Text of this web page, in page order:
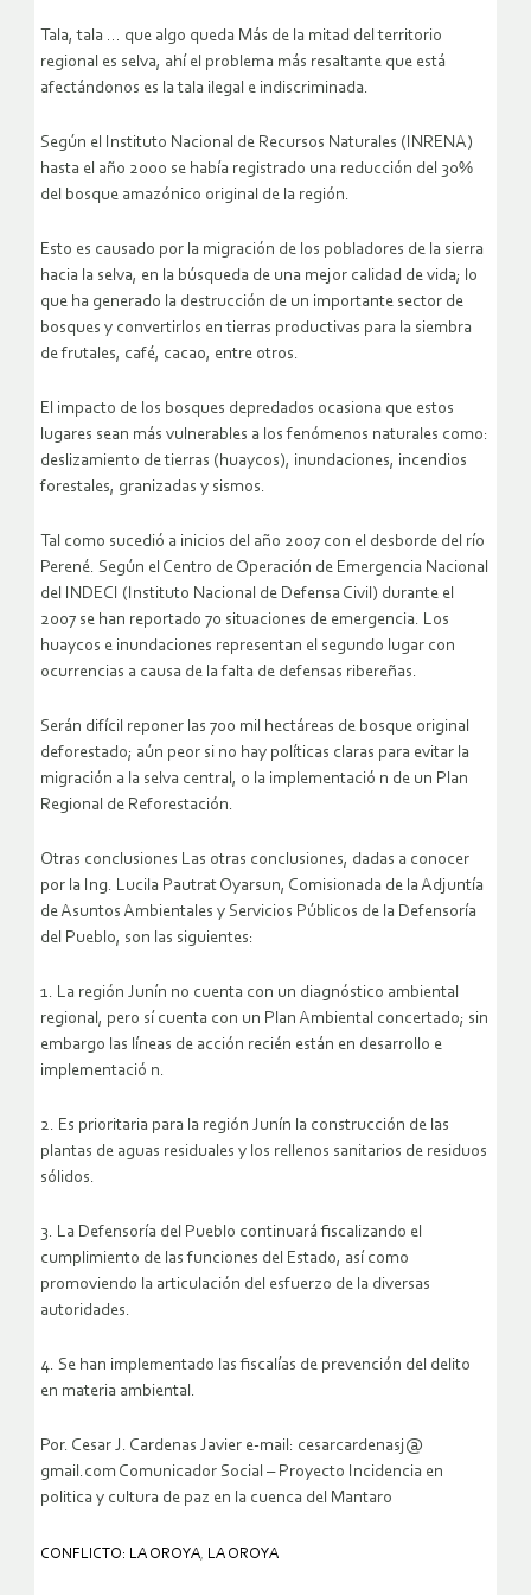
Tala, tala … que algo queda Más de la mitad del territorio
regional es selva, ahí el problema más resaltante que está
afectándonos es la tala ilegal e indiscriminada.
Según el Instituto Nacional de Recursos Naturales (INRENA)
hasta el año 2000 se había registrado una reducción del 30%
del bosque amazónico original de la región.
Esto es causado por la migración de los pobladores de la sierra
hacia la selva, en la búsqueda de una mejor calidad de vida; lo
que ha generado la destrucción de un importante sector de
bosques y convertirlos en tierras productivas para la siembra
de frutales, café, cacao, entre otros.
El impacto de los bosques depredados ocasiona que estos
lugares sean más vulnerables a los fenómenos naturales como:
deslizamiento de tierras (huaycos), inundaciones, incendios
forestales, granizadas y sismos.
Tal como sucedió a inicios del año 2007 con el desborde del río
Perené. Según el Centro de Operación de Emergencia Nacional
del INDECI (Instituto Nacional de Defensa Civil) durante el
2007 se han reportado 70 situaciones de emergencia. Los
huaycos e inundaciones representan el segundo lugar con
ocurrencias a causa de la falta de defensas ribereñas.
Serán difícil reponer las 700 mil hectáreas de bosque original
deforestado; aún peor si no hay políticas claras para evitar la
migración a la selva central, o la implementació n de un Plan
Regional de Reforestación.
Otras conclusiones Las otras conclusiones, dadas a conocer
por la Ing. Lucila Pautrat Oyarsun, Comisionada de la Adjuntía
de Asuntos Ambientales y Servicios Públicos de la Defensoría
del Pueblo, son las siguientes:
1. La región Junín no cuenta con un diagnóstico ambiental
regional, pero sí cuenta con un Plan Ambiental concertado; sin
embargo las líneas de acción recién están en desarrollo e
implementació n.
2. Es prioritaria para la región Junín la construcción de las
plantas de aguas residuales y los rellenos sanitarios de residuos
sólidos.
3. La Defensoría del Pueblo continuará fiscalizando el
cumplimiento de las funciones del Estado, así como
promoviendo la articulación del esfuerzo de la diversas
autoridades.
4. Se han implementado las fiscalías de prevención del delito
en materia ambiental.
Por. Cesar J. Cardenas Javier e-mail: cesarcardenasj@
gmail.com Comunicador Social – Proyecto Incidencia en
politica y cultura de paz en la cuenca del Mantaro
CONFLICTO: LA OROYA, LA OROYA